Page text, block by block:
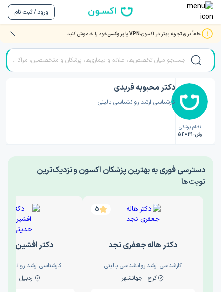
ورود / ثبت نام
لطفاً برای تجربه بهتر در اکسون،VPN یا پروکسی خود را خاموش کنید. صفحه اصلی/دکتر روانشناسی/دکتر محبوبه فریدی
نظام پزشکی
رش-53041
دکتر محبوبه فریدی
کارشناسی ارشد روانشناسی بالینی
‎دسترسی فوری به بهترین پزشکان اکسون و نزدیک‌ترین
نوبت‌ها
5
دکتر هاله جعفری نجد
کارشناسی ارشد روانشناسی بالینی
کرج - جهانشهر
دکتر افشین
کارشناسی ارشد
اردبیل - والی